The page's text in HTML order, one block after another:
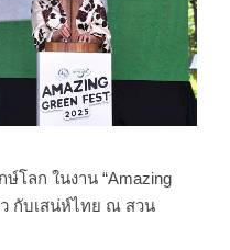
โลก ในงาน “Amazing
ว กับเสน่ห์ไทย ณ สวน